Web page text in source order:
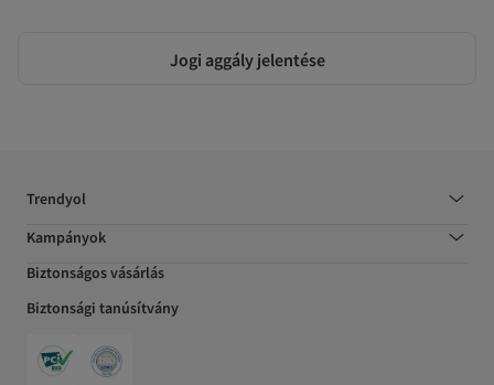
Jogi aggály jelentése
Trendyol
Kampányok
Biztonságos vásárlás
Biztonsági tanúsítvány